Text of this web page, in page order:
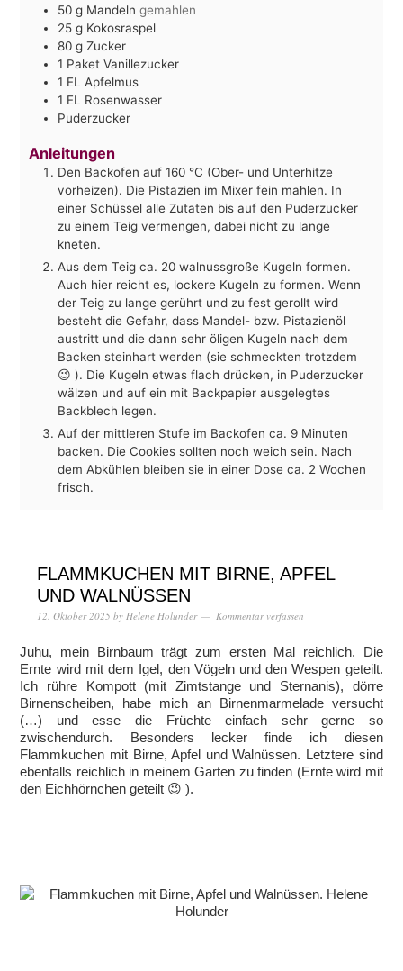
50 g Mandeln gemahlen
25 g Kokosraspel
80 g Zucker
1 Paket Vanillezucker
1 EL Apfelmus
1 EL
Rosenwasser
Puderzucker
Anleitungen
Den Backofen auf 160 °C (Ober- und Unterhitze
vorheizen). Die Pistazien im Mixer fein mahlen. In
einer Schüssel alle Zutaten bis auf den Puderzucker
zu einem Teig vermengen, dabei nicht zu lange
kneten.
Aus dem Teig ca. 20 walnussgroße Kugeln formen.
Auch hier reicht es, lockere Kugeln zu formen. Wenn
der Teig zu lange gerührt und zu fest gerollt wird
besteht die Gefahr, dass Mandel- bzw. Pistazienöl
austritt und die dann sehr öligen Kugeln nach dem
Backen steinhart werden (sie schmeckten trotzdem
😉 ). Die Kugeln etwas flach drücken, in Puderzucker
wälzen und auf ein mit Backpapier ausgelegtes
Backblech legen.
Auf der mittleren Stufe im Backofen ca. 9 Minuten
backen. Die Cookies sollten noch weich sein. Nach
dem Abkühlen bleiben sie in einer Dose ca. 2 Wochen
frisch.
FLAMMKUCHEN MIT BIRNE, APFEL
UND WALNÜSSEN
12. Oktober 2025 by Helene Holunder Kommentar verfassen
Juhu, mein Birnbaum trägt zum ersten Mal reichlich. Die
Ernte wird mit dem Igel, den Vögeln und den Wespen geteilt.
Ich rühre Kompott (mit Zimtstange und Sternanis), dörre
Birnenscheiben, habe mich an Birnenmarmelade versucht
(…) und esse die Früchte einfach sehr gerne so
zwischendurch. Besonders lecker finde ich diesen
Flammkuchen mit Birne, Apfel und Walnüssen. Letztere sind
ebenfalls reichlich in meinem Garten zu finden (Ernte wird mit
den Eichhörnchen geteilt 😉 ).